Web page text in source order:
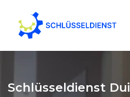
Schlüsseldienst